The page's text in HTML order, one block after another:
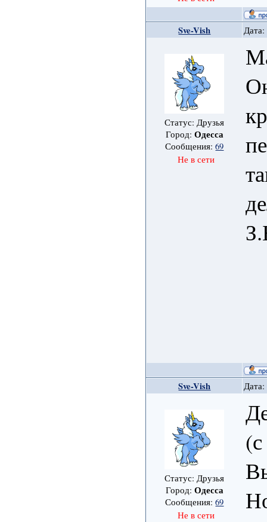
Sve-Vish
Статус: Друзья
Город: Одесса
Сообщения:69
Не в сети
Sve-Vish
Статус: Друзья
Город: Одесса
Сообщения:69
Не в сети